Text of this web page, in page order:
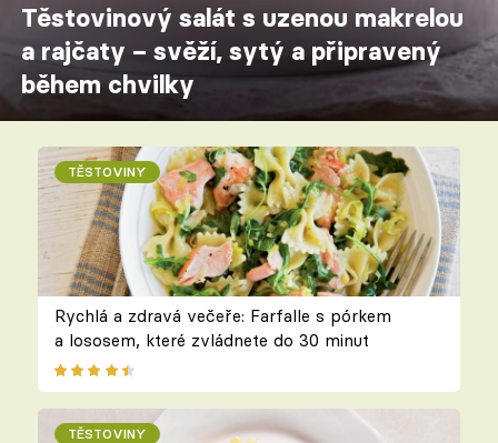
Těstovinový salát s uzenou makrelou
a rajčaty – svěží, sytý a připravený
během chvilky
TĚSTOVINY
Rychlá a zdravá večeře: Farfalle s pórkem
a lososem, které zvládnete do 30 minut
TĚSTOVINY